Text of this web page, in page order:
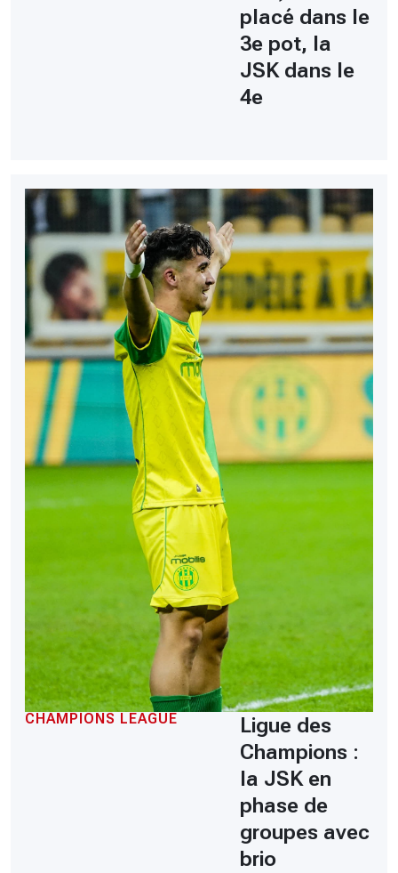
placé dans le
3e pot, la
JSK dans le
4e
CHAMPIONS LEAGUE
Ligue des
Champions :
la JSK en
phase de
groupes avec
brio